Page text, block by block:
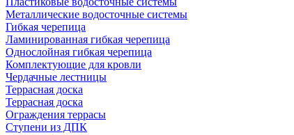
Металлические водосточные системы
Гибкая черепица
Ламинированная гибкая черепица
Однослойная гибкая черепица
Комплектующие для кровли
Чердачные лестницы
Террасная доска
Террасная доска
Ограждения террасы
Ступени из ДПК